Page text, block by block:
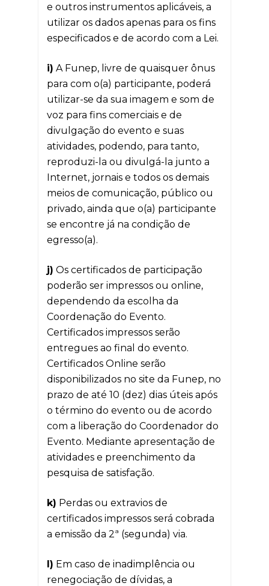
e outros instrumentos aplicáveis, a
utilizar os dados apenas para os fins
especificados e de acordo com a Lei.
i) A Funep, livre de quaisquer ônus
para com o(a) participante, poderá
utilizar-se da sua imagem e som de
voz para fins comerciais e de
divulgação do evento e suas
atividades, podendo, para tanto,
reproduzi-la ou divulgá-la junto a
Internet, jornais e todos os demais
meios de comunicação, público ou
privado, ainda que o(a) participante
se encontre já na condição de
egresso(a).
j) Os certificados de participação
poderão ser impressos ou online,
dependendo da escolha da
Coordenação do Evento.
Certificados impressos serão
entregues ao final do evento.
Certificados Online serão
disponibilizados no site da Funep, no
prazo de até 10 (dez) dias úteis após
o término do evento ou de acordo
com a liberação do Coordenador do
Evento. Mediante apresentação de
atividades e preenchimento da
pesquisa de satisfação.
k) Perdas ou extravios de
certificados impressos será cobrada
a emissão da 2ª (segunda) via.
l) Em caso de inadimplência ou
renegociação de dívidas, a